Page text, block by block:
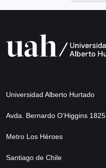
Universidad Alberto Hurtado
Avda. Bernardo O’Higgins 1825
Metro Los Héroes
Santiago de Chile